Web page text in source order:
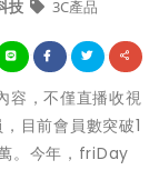
技 3C產品
容，不僅直播收視
目前會員數突破1
。今年，friDay